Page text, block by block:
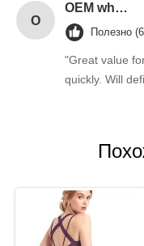
O
OEM wholesale elegant T-back strap detail woman fitness gym tank top
Полезно
"Great value
quickly. Will